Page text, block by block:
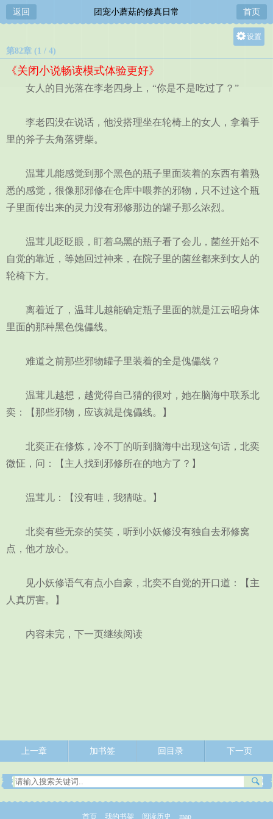
返回 团宠小蘑菇的修真日常 首页
设置
第82章 (1 / 4)
《关闭小说畅读模式体验更好》
女人的目光落在李老四身上，“你是不是吃过了？”
李老四没在说话，他没搭理坐在轮椅上的女人，拿着手
里的斧子去角落劈柴。
温茸儿能感觉到那个黑色的瓶子里面装着的东西有着熟
悉的感觉，很像那邪修在仓库中喂养的邪物，只不过这个瓶
子里面传出来的灵力没有邪修那边的罐子那么浓烈。
温茸儿眨眨眼，盯着乌黑的瓶子看了会儿，菌丝开始不
自觉的靠近，等她回过神来，在院子里的菌丝都来到女人的
轮椅下方。
离着近了，温茸儿越能确定瓶子里面的就是江云昭身体
里面的那种黑色傀儡线。
难道之前那些邪物罐子里装着的全是傀儡线？
温茸儿越想，越觉得自己猜的很对，她在脑海中联系北
奕：【那些邪物，应该就是傀儡线。】
北奕正在修炼，冷不丁的听到脑海中出现这句话，北奕
微怔，问：【主人找到邪修所在的地方了？】
温茸儿：【没有哇，我猜哒。】
北奕有些无奈的笑笑，听到小妖修没有独自去邪修窝
点，他才放心。
见小妖修语气有点小自豪，北奕不自觉的开口道：【主
人真厉害。】
内容未完，下一页继续阅读
上一章 加书签 回目录 下一页
首页 我的书架 阅读历史 map